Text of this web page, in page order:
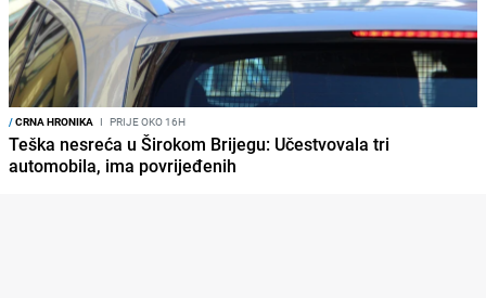
/CRNA HRONIKA I PRIJE OKO 16H
Teška nesreća u Širokom Brijegu: Učestvovala tri
automobila, ima povrijeđenih